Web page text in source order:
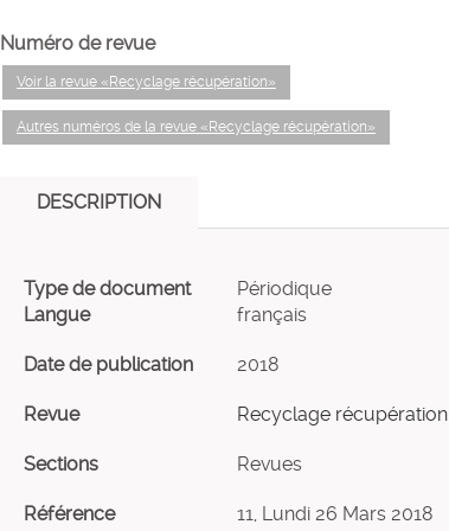
Numéro de revue
Voir la revue «Recyclage récupération»
Autres numéros de la revue «Recyclage récupération»
DESCRIPTION
Type de document
Périodique
Langue
français
Date de publication 2018
Revue Recyclage récupération
Sections Revues
Référence 11, Lundi 26 Mars 2018